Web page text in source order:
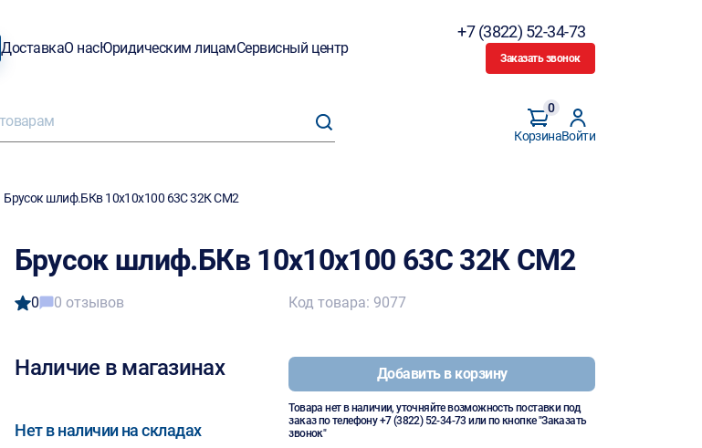
ДоставкаО насЮридическим лицамСервисный центр
+7 (3822) 52-34-73
Заказать звонок
Корзина
0
Войти
Брусок шлиф.БКв 10х10х100 63С 32К СМ2
Брусок шлиф.БКв 10х10х100 63С 32К СМ2
0 0 отзывов
Наличие в магазинах
Нет в наличии на складах
Код товара: 9077
Добавить в корзину
Товара нет в наличии, уточняйте возможность поставки под
заказ по телефону+7 (3822) 52-34-73 или по кнопке "Заказать
звонок"